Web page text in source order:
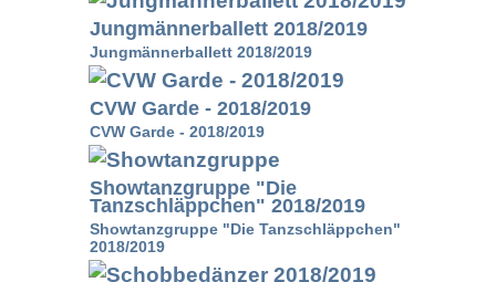
Jungmännerballett 2018/2019
Jungmännerballett 2018/2019
CVW Garde - 2018/2019
CVW Garde - 2018/2019
Showtanzgruppe "Die
Tanzschläppchen" 2018/2019
Showtanzgruppe "Die Tanzschläppchen"
2018/2019